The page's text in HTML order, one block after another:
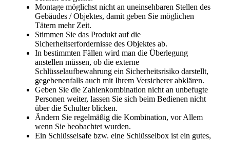
Montage möglichst nicht an uneinsehbaren Stellen des
Gebäudes / Objektes, damit geben Sie möglichen
Tätern mehr Zeit.
Stimmen Sie das Produkt auf die
Sicherheitserfordernisse des Objektes ab.
In bestimmten Fällen wird man die Überlegung
anstellen müssen, ob die externe
Schlüsselaufbewahrung ein Sicherheitsrisiko darstellt,
gegebenenfalls auch mit Ihrem Versicherer abklären.
Geben Sie die Zahlenkombination nicht an unbefugte
Personen weiter, lassen Sie sich beim Bedienen nicht
über die Schulter blicken.
Ändern Sie regelmäßig die Kombination, vor Allem
wenn Sie beobachtet wurden.
Ein Schlüsselsafe bzw. eine Schlüsselbox ist ein gutes,